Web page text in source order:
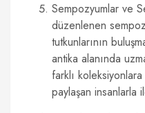
Sempozyumlar ve
düzenlenen
tutkunlarının
antika alanında
farklı
paylaşan insanlarla